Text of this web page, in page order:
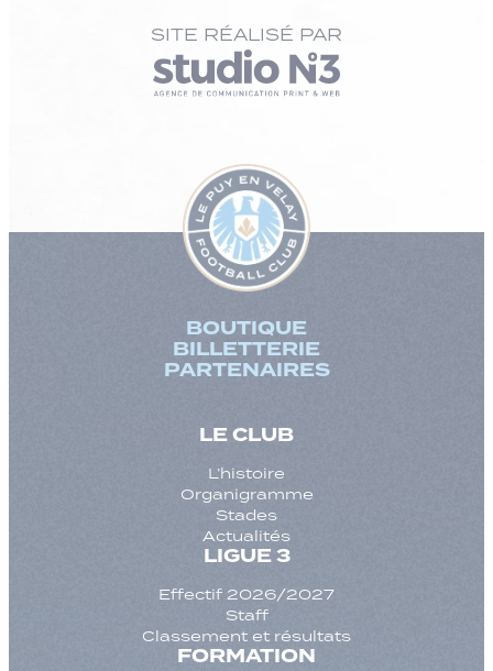
SITE RÉALISÉ PAR
BOUTIQUE
BILLETTERIE
PARTENAIRES
LE CLUB
L’histoire
Organigramme
Stades
Actualités
LIGUE 3
Effectif 2026/2027
Staff
Classement et résultats
FORMATION